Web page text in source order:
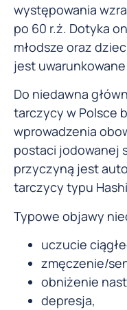
występowania
po 60 r.ż. Dotyka
młodsze oraz
jest
Do niedawna
tarczycy w Polsce
wprowadzenia
postaci jodowanej
przyczyną jest
tarczycy typu
Typowe objawy
uczucie
zmęczenie/
obniżenie
depresja,